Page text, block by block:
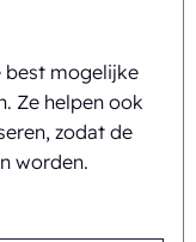
best mogelijke
Ze helpen ook
zodat de
worden.